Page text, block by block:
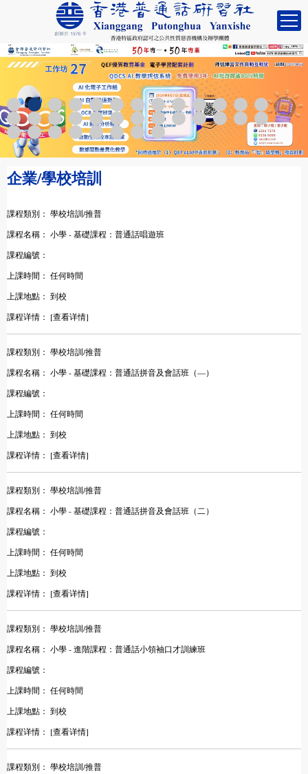
企業/學校培訓
課程類別： 學校培訓/推普
課程名稱： 小學 - 基礎課程：普通話唱遊班
課程編號：
上課時間： 任何時間
上課地點： 到校
課程详情： [查看详情]
課程類別： 學校培訓/推普
課程名稱： 小學 - 基礎課程：普通話拼音及會話班（—）
課程編號：
上課時間： 任何時間
上課地點： 到校
課程详情： [查看详情]
課程類別： 學校培訓/推普
課程名稱： 小學 - 基礎課程：普通話拼音及會話班（二）
課程編號：
上課時間： 任何時間
上課地點： 到校
課程详情： [查看详情]
課程類別： 學校培訓/推普
課程名稱： 小學 - 進階課程：普通話小領袖口才訓練班
課程編號：
上課時間： 任何時間
上課地點： 到校
課程详情： [查看详情]
課程類別： 學校培訓/推普